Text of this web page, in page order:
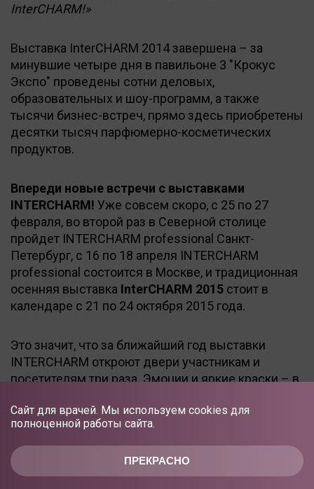
ПРЕКРАСНО
Сайт для врачей. Мы используем cookies для
полноценной работы сайта.
InterCHARM!»
Выставка InterCHARM 2014 завершена – за
минувшие четыре дня в павильоне 3 "Крокус
Экспо" проведены сотни деловых,
образовательных и шоу-программ, а также
тысячи бизнес-вcтреч, прямо здесь приобретены
десятки тысяч парфюмерно-косметических
продуктов.
Впереди новые встречи с выставками
INTERCHARM! Уже совсем скоро, с 25 по 27
февраля, во второй раз в Северной столице
пройдет INTERCHARM professional Санкт-
Петербург, с 16 по 18 апреля INTERCHARM
professional состоится в Москве, и традиционная
осенняя выставка InterCHARM 2015 стоит в
календаре с 21 по 24 октября 2015 года.
Это значит, что за ближайший год выставки
INTERCHARM откроют двери участникам и
посетителям три раза. Эмоции и яркие краски – в
До новых встреч!